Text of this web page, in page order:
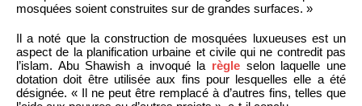
mosquées soient construites sur de grandes surfaces. »
Il a noté que la construction de mosquées luxueuses est un
aspect de la planification urbaine et civile qui ne contredit pas
l’islam. Abu Shawish a invoqué la règle selon laquelle une
dotation doit être utilisée aux fins pour lesquelles elle a été
désignée. « Il ne peut être remplacé à d’autres fins, telles que